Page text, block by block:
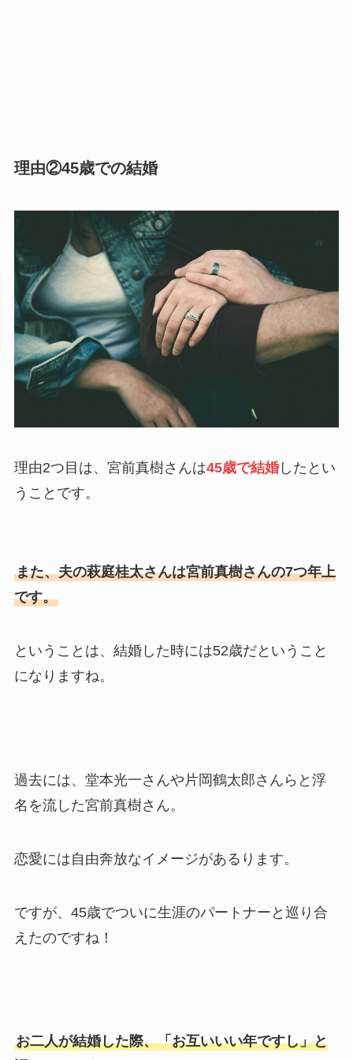
理由②45歳での結婚
理由2つ目は、宮前真樹さんは45歳で結婚したとい
うことです。
また、夫の萩庭桂太さんは宮前真樹さんの7つ年上
です。
ということは、結婚した時には52歳だということ
になりますね。
過去には、堂本光一さんや片岡鶴太郎さんらと浮
名を流した宮前真樹さん。
恋愛には自由奔放なイメージがあるります。
ですが、45歳でついに生涯のパートナーと巡り合
えたのですね！
お二人が結婚した際、「お互いいい年ですし」と